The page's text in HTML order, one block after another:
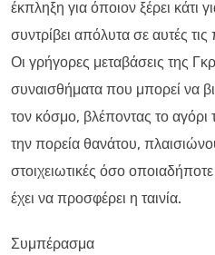
έκπληξη για όποιον ξέρει κάτι
συντρίβει απόλυτα σε αυτές
Οι γρήγορες μεταβάσεις της
συναισθήματα που μπορεί να
τον κόσμο, βλέποντας το αγόρι
την πορεία θανάτου,
στοιχειωτικές όσο
έχει να προσφέρει η ταινία.
Συμπέρασμα